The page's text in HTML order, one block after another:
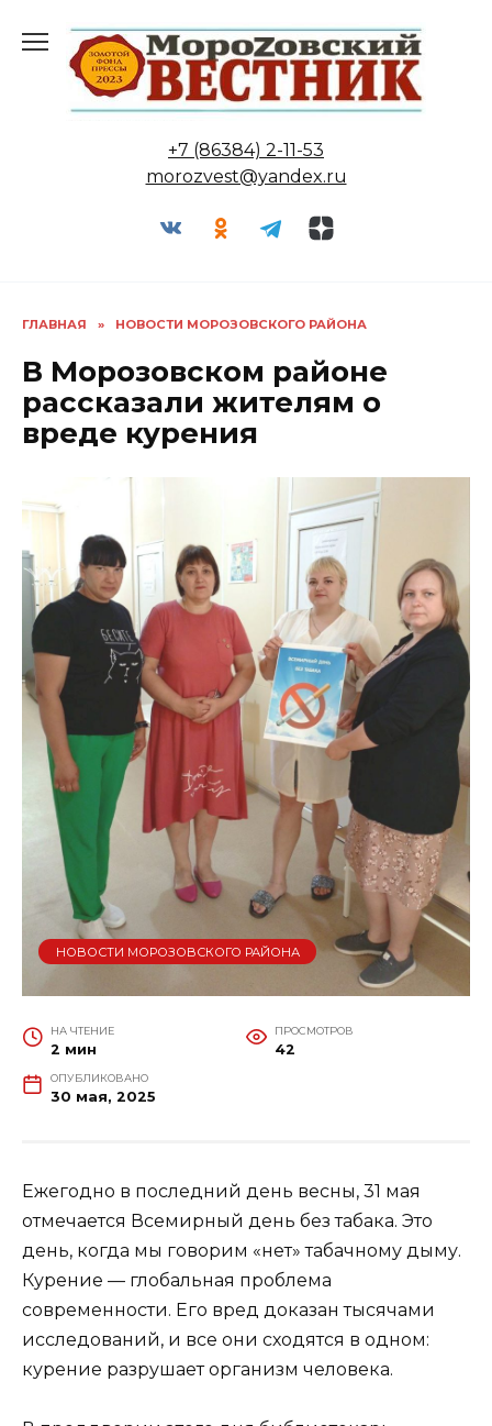
содержанию
+7 (86384) 2-11-53
morozvest@yandex.ru
ГЛАВНАЯ » НОВОСТИ МОРОЗОВСКОГО РАЙОНА
В Морозовском районе
рассказали жителям о
вреде курения
НОВОСТИ МОРОЗОВСКОГО РАЙОНА
НА ЧТЕНИЕ
2 мин
ПРОСМОТРОВ
42
ОПУБЛИКОВАНО
30 мая, 2025
Ежегодно в последний день весны, 31 мая
отмечается Всемирный день без табака. Это
день, когда мы говорим «нет» табачному дыму.
Курение — глобальная проблема
современности. Его вред доказан тысячами
исследований, и все они сходятся в одном:
курение разрушает организм человека.